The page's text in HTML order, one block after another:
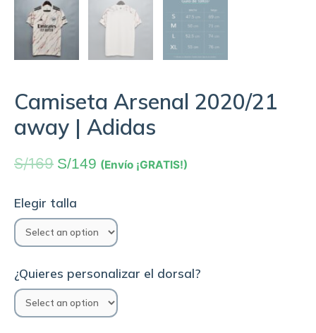
Camiseta Arsenal 2020/21
away | Adidas
S/169 S/149 (Envío ¡GRATIS!)
Elegir talla
¿Quieres personalizar el dorsal?